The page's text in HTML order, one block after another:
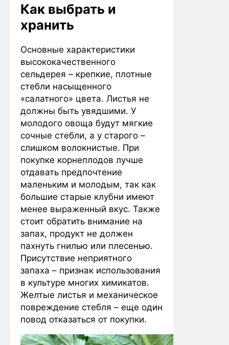
Как выбрать и
хранить
Основные характеристики
высококачественного
сельдерея – крепкие, плотные
стебли насыщенного
«салатного» цвета. Листья не
должны быть увядшими. У
молодого овоща будут мягкие
сочные стебли, а у старого –
слишком волокнистые. При
покупке корнеплодов лучше
отдавать предпочтение
маленьким и молодым, так как
большие старые клубни имеют
менее выраженный вкус. Также
стоит обратить внимание на
запах, продукт не должен
пахнуть гнилью или плесенью.
Присутствие неприятного
запаха – признак использования
в культуре многих химикатов.
Желтые листья и механическое
повреждение стебля – еще один
повод отказаться от покупки.